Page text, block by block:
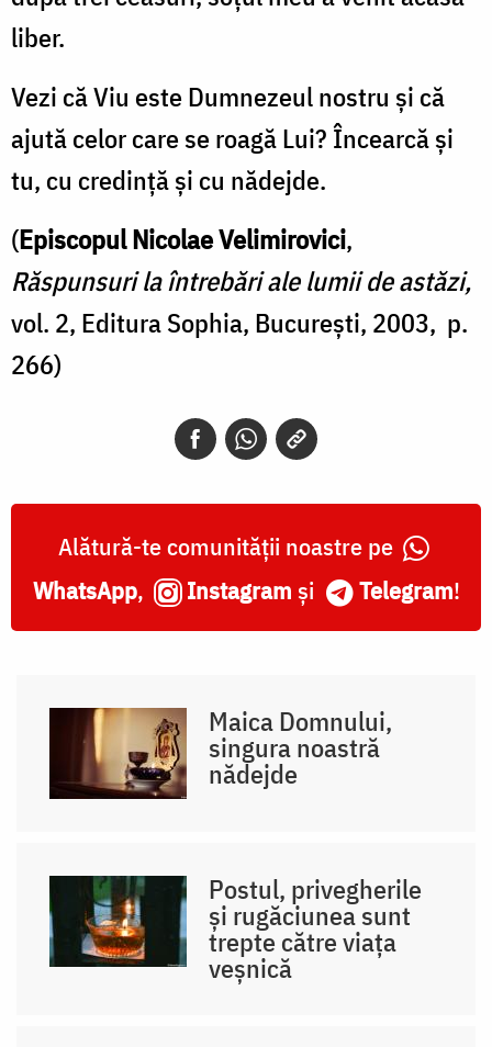
liber.
Vezi că Viu este Dumnezeul nostru şi că
ajută celor care se roagă Lui? Încearcă şi
tu, cu credinţă şi cu nădejde.
(Episcopul Nicolae Velimirovici,
Răspunsuri la întrebări ale lumii de astăzi,
vol. 2, Editura Sophia, Bucureşti, 2003, p.
266)
Alătură-te comunității noastre pe
WhatsApp, Instagram și Telegram!
Maica Domnului,
singura noastră
nădejde
Postul, privegherile
și rugăciunea sunt
trepte către viața
veșnică